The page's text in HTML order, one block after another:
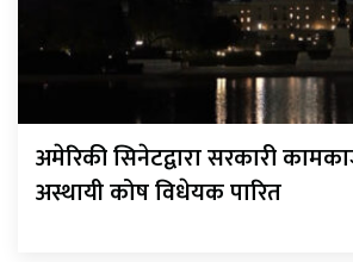
अमेरिकी सिनेटद्वारा सरकारी
अस्थायी कोष विधेयक पारित